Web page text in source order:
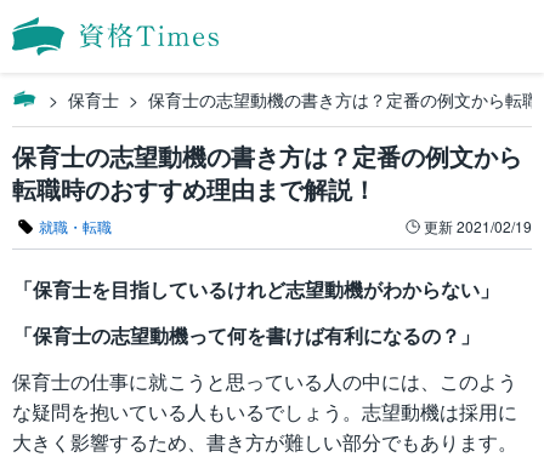
保育士 保育士の志望動機の書き方は？定番の例文から転
保育士の志望動機の書き方は？定番の例文から
転職時のおすすめ理由まで解説！
就職・転職 更新2021/02/19
「保育士を目指しているけれど志望動機がわからない」
「保育士の志望動機って何を書けば有利になるの？」
保育士の仕事に就こうと思っている人の中には、このよう
な疑問を抱いている人もいるでしょう。志望動機は採用に
大きく影響するため、書き方が難しい部分でもあります。